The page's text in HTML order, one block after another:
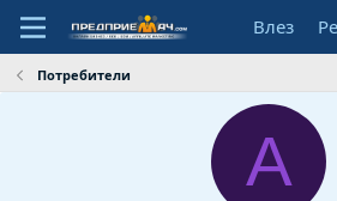
Влез
Потребители
A